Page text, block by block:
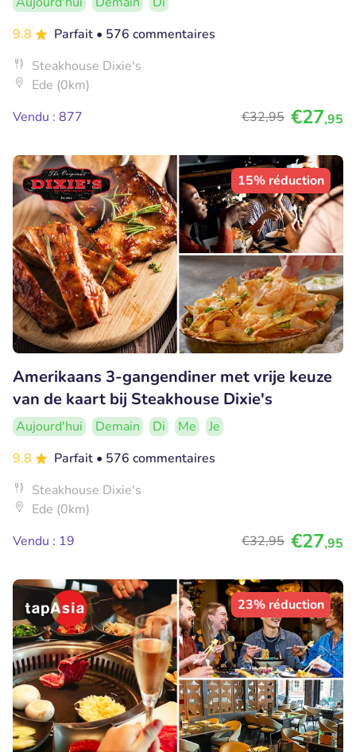
9.8
Parfait • 576 commentaires
Steakhouse Dixie's
Ede (0km)
Vendu : 877
€32,95 €27,95
15% réduction
Amerikaans 3-gangendiner met vrije keuze
van de kaart bij Steakhouse Dixie's
Aujourd'hui Demain Di Me
Je
9.8
Parfait • 576 commentaires
Steakhouse Dixie's
Ede (0km)
Vendu : 19
€32,95 €27,95
23% réduction